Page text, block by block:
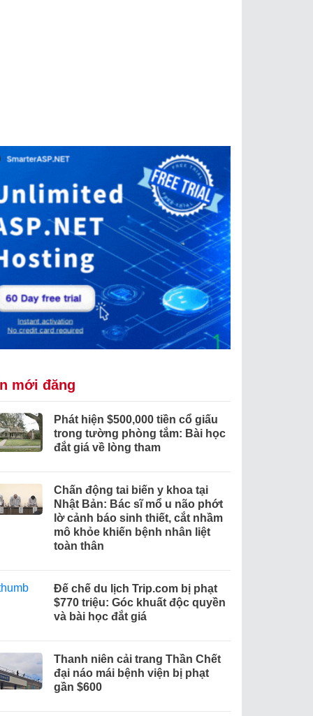
mới đăng
Phát hiện $500,000 tiền cổ giấu
trong tường phòng tắm: Bài học
đắt giá về lòng tham
Chấn động tai biến y khoa tại
Nhật Bản: Bác sĩ mổ u não phớt
lờ cảnh báo sinh thiết, cắt nhầm
mô khỏe khiến bệnh nhân liệt
toàn thân
Đế chế du lịch Trip.com bị phạt
$770 triệu: Góc khuất độc quyền
và bài học đắt giá
Thanh niên cải trang Thần Chết
đại náo mái bệnh viện bị phạt
gần $600